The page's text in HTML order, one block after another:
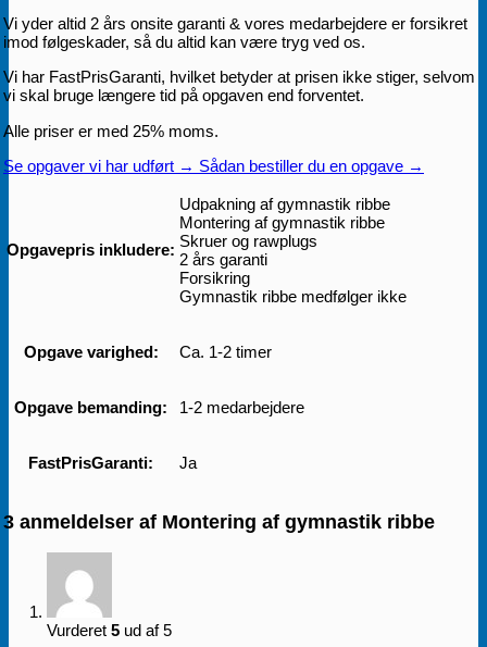
Vi yder altid 2 års onsite garanti & vores medarbejdere er forsikret
imod følgeskader, så du altid kan være tryg ved os.
Vi har FastPrisGaranti, hvilket betyder at prisen ikke stiger, selvom
vi skal bruge længere tid på opgaven end forventet.
Alle priser er med 25% moms.
Se opgaver vi har udført → Sådan bestiller du en opgave →
Opgavepris inkludere:
Udpakning af gymnastik ribbe
Montering af gymnastik ribbe
Skruer og rawplugs
2 års garanti
Forsikring
Gymnastik ribbe medfølger ikke
Opgave varighed: Ca. 1-2 timer
Opgave bemanding: 1-2 medarbejdere
FastPrisGaranti: Ja
3 anmeldelser af Montering af gymnastik ribbe
Vurderet 5 ud af 5